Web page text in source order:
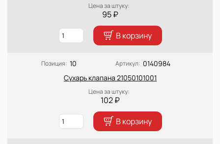
Цена за штуку:
95 ₽
В корзину
Позиция: 10 Артикул: 0140984
Сухарь клапана 21050101001
Цена за штуку:
102 ₽
В корзину